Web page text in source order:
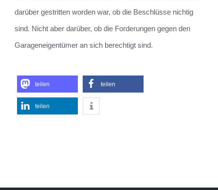
dar­über ge­strit­ten wor­den war, ob die Be­schlüs­se nich­tig
sind. Nicht aber dar­über, ob die For­de­run­gen gegen den
Ga­ra­gen­ei­gen­tü­mer an sich be­rech­tigt sind.
teilen teilen
teilen